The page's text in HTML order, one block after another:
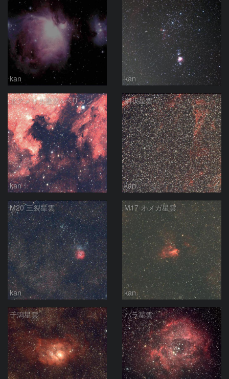
kan kan
北アメリカ星雲&ペリカン星雲
kan
網状星雲
kan
M20 三裂星雲
kan
M17 オメガ星雲
kan
干潟星雲 バラ星雲